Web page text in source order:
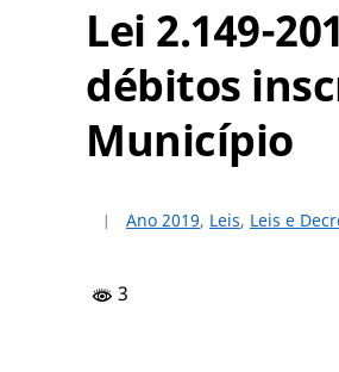
Lei 2.149-
débitos
Município
Ano 2019, Leis, Leis e
3